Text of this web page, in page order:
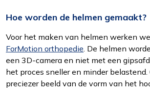
Om het gebruik van de website af te
stemmen op uw wensen en
Hoe worden de helmen gemaakt?
Voor het maken van helmen werken
ForMotion orthopedie. De helmen
een 3D-camera en niet met een
het proces sneller en minder
preciezer beeld van de vorm van het